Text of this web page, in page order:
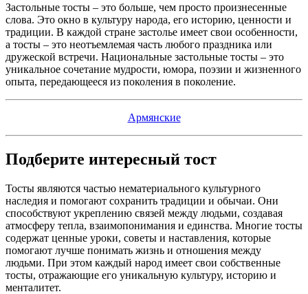
Застольные тосты – это больше, чем просто произнесенные
слова. Это окно в культуру народа, его историю, ценности и
традиции. В каждой стране застолье имеет свои особенности,
а тосты – это неотъемлемая часть любого праздника или
дружеской встречи. Национальные застольные тосты – это
уникальное сочетание мудрости, юмора, поэзии и жизненного
опыта, передающееся из поколения в поколение.
Армянские
Подберите интересный тост
Тосты являются частью нематериального культурного
наследия и помогают сохранить традиции и обычаи. Они
способствуют укреплению связей между людьми, создавая
атмосферу тепла, взаимопонимания и единства. Многие тосты
содержат ценные уроки, советы и наставления, которые
помогают лучше понимать жизнь и отношения между
людьми. При этом каждый народ имеет свои собственные
тосты, отражающие его уникальную культуру, историю и
менталитет.